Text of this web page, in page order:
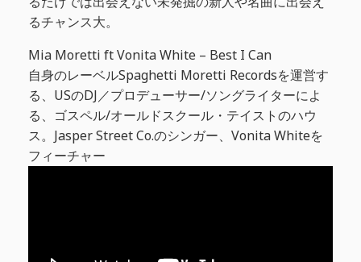
るチャンス大。
Mia Moretti ft Vonita White – Best I Can
自身のレーベルSpaghetti Moretti Recordsを運営す
る、USのDJ／プロデューサー/ソングライターによ
る、ゴスペル/オールドスクール・テイストのハウ
ス。Jasper Street Co.のシンガー、Vonita Whiteを
フィーチャー